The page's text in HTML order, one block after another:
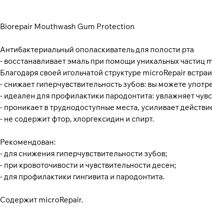
Biorepair Mouthwash Gum Protection
Антибактериальный ополаскиватель для полости рта
- восстанавливает эмаль при помощи уникальных частиц
Благодаря своей игольчатой структуре microRepair
- снижает гиперчувствительность зубов: вы можете
- идеален для профилактики пародонтита: увлажняет
- проникает в труднодоступные места, усиливает
- не содержит фтор, хлоргексидин и спирт.
Рекомендован:
- для снижения гиперчувствительности зубов;
- при кровоточивости и чувствительности десен;
- для профилактики гингивита и пародонтита.
Содержит microRepair.